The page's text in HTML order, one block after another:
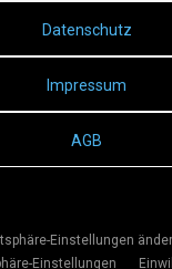
Datenschutz
Impressum
AGB
Einstellungen
Einstellungen